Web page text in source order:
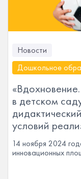
Новости
Дошкольное
в детском
условий
14 ноября 2024
инновационных